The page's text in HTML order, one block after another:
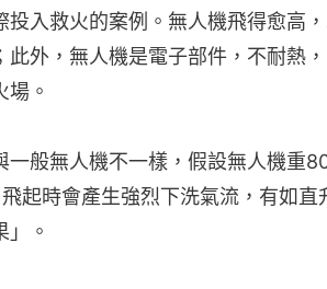
投入救火的案例。無人機飛得愈高
此外，無人機是電子部件，不耐熱
場。
一般無人機不一樣，假設無人機重
起時會產生強烈下洗氣流，有如直
。